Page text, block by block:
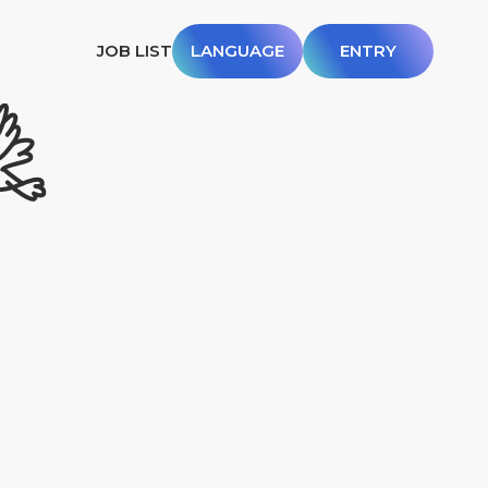
JOB LIST LANGUAGE ENTRY